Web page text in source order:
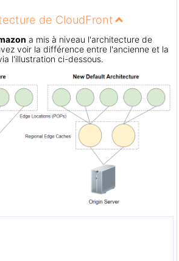
de CloudFront
a mis à niveau l'architecture de
voir la différence entre l'ancienne et la
l'illustration ci-dessous.